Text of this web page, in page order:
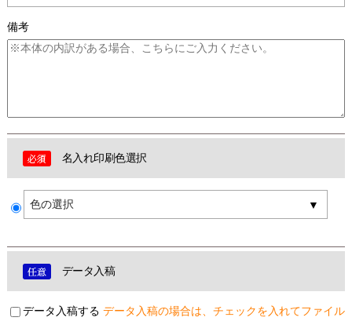
備考
名入れ印刷色選択
色の選択
データ入稿
データ入稿する データ入稿の場合は、チェックを入れてファイル